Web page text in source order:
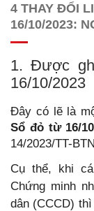
4 THAY ĐỔI
16/10/2023:
1. Được
16/10/2023
Đây có lẽ là
Sổ đỏ từ 16/
14/2023/TT-
Cụ thể, khi
Chứng minh
dân (CCCD)